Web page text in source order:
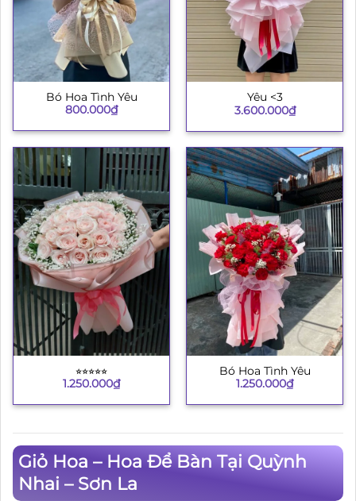
Bó Hoa Tình Yêu
800.000₫
Yêu <3
3.600.000₫
⭐︎⭐︎⭐︎⭐︎⭐︎
1.250.000₫
Bó Hoa Tình Yêu
1.250.000₫
Giỏ Hoa – Hoa Để Bàn Tại Quỳnh
Nhai – Sơn La